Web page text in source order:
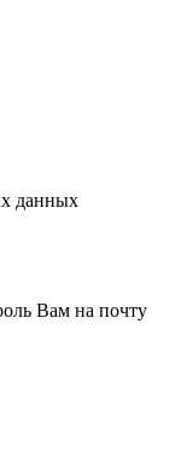
данных
Вам на почту